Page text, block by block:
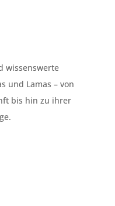
wissenswerte
und Lamas – von
bis hin zu ihrer